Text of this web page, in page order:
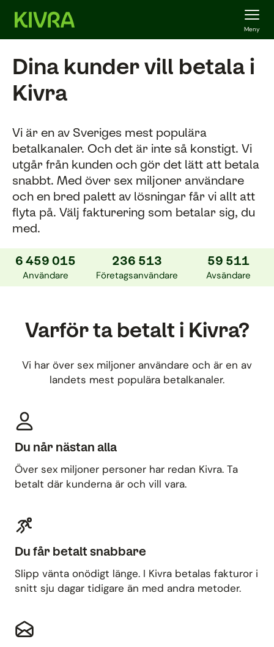
Meny
Dina kunder vill betala i
Kivra
Vi är en av Sveriges mest populära
betalkanaler. Och det är inte så konstigt. Vi
utgår från kunden och gör det lätt att betala
snabbt. Med över sex miljoner användare
och en bred palett av lösningar får vi allt att
flyta på. Välj fakturering som betalar sig, du
med.
6 459 015
Användare
236 513
Företagsanvändare
59 511
Avsändare
Varför ta betalt i Kivra?
Vi har över sex miljoner användare och är en av
landets mest populära betalkanaler.
Du når nästan alla
Över sex miljoner personer har redan Kivra. Ta
betalt där kunderna är och vill vara.
Du får betalt snabbare
Slipp vänta onödigt länge. I Kivra betalas fakturor i
snitt sju dagar tidigare än med andra metoder.